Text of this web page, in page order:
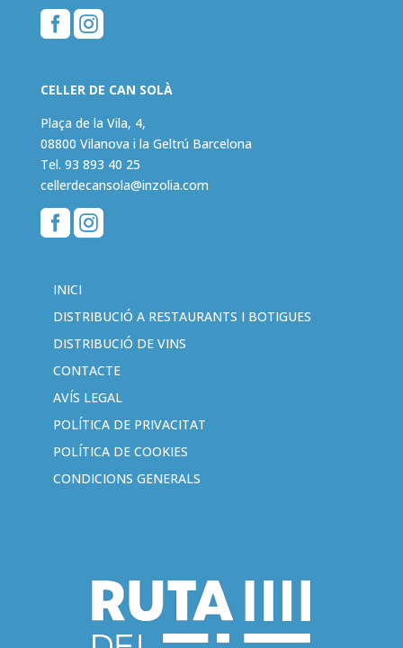
 
CELLER DE CAN SOLÀ
Plaça de la Vila, 4,
08800 Vilanova i la Geltrú Barcelona
Tel. 93 893 40 25
cellerdecansola@inzolia.com
 
INICI
DISTRIBUCIÓ A RESTAURANTS I BOTIGUES
DISTRIBUCIÓ DE VINS
CONTACTE
AVÍS LEGAL
POLÍTICA DE PRIVACITAT
POLÍTICA DE COOKIES
CONDICIONS GENERALS